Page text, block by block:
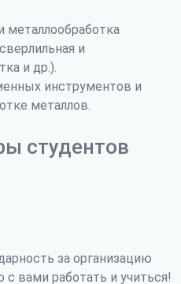
металлообработка
и
и др.).
инструментов и
металлов.
студентов
за организацию
вами работать и учиться!